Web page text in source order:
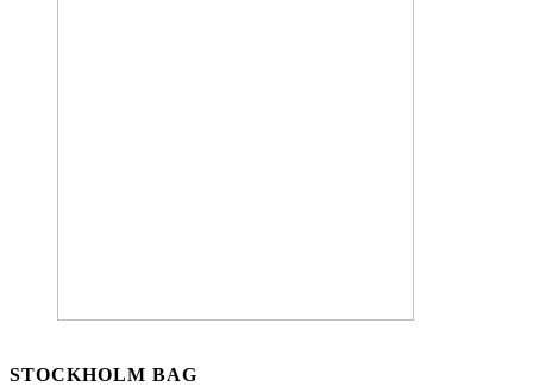
STOCKHOLM BAG